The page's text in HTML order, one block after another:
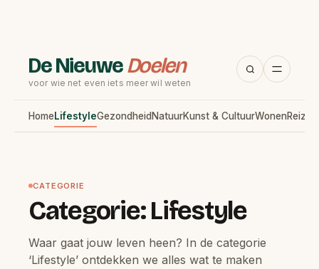
De NieuweDoelen
voor wie net even iets meer wil weten
HomeLifestyleGezondheid NatuurKunst & CultuurWonenReizen
CATEGORIE
Categorie:Lifestyle
Waar gaat jouw leven heen? In de categorie
‘Lifestyle’ ontdekken we alles wat te maken